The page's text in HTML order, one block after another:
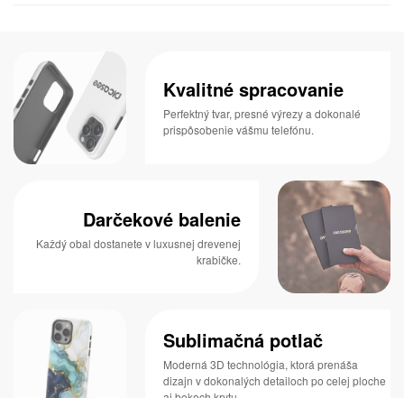
Kvalitné spracovanie
Perfektný tvar, presné výrezy a dokonalé
prispôsobenie vášmu telefónu.
Darčekové balenie
Každý obal dostanete v luxusnej drevenej
krabičke.
Sublimačná potlač
Moderná 3D technológia, ktorá prenáša
dizajn v dokonalých detailoch po celej ploche